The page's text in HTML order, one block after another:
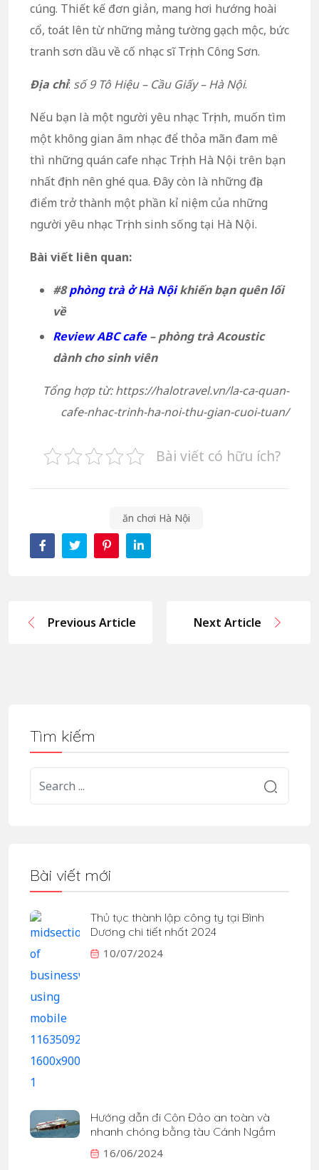
cúng. Thiết kế đơn giản, mang hơi hướng hoài
cổ, toát lên từ những mảng tường gạch mộc, bức
tranh sơn dầu về cố nhạc sĩ Trịnh Công Sơn.
Địa chỉ: số 9 Tô Hiệu – Cầu Giấy – Hà Nội.
Nếu bạn là một người yêu nhạc Trịnh, muốn tìm
một không gian âm nhạc để thỏa mãn đam mê
thì những quán cafe nhạc Trịnh Hà Nội trên bạn
nhất định nên ghé qua. Đây còn là những địa
điểm trở thành một phần kỉ niệm của những
người yêu nhạc Trịnh sinh sống tại Hà Nội.
Bài viết liên quan:
#8phòng trà ở Hà Nộikhiến bạn quên lối
về
Review ABC cafe– phòng trà Acoustic
dành cho sinh viên
Tổng hợp từ: https://halotravel.vn/la-ca-quan-
cafe-nhac-trinh-ha-noi-thu-gian-cuoi-tuan/
Bài viết có hữu ích?
ăn chơi Hà Nội
Previous Article Next Article
Tìm kiếm
Bài viết mới
Thủ tục thành lập công ty tại Bình
Dương chi tiết nhất 2024
10/07/2024
Hướng dẫn đi Côn Đảo an toàn và
nhanh chóng bằng tàu Cánh Ngầm
16/06/2024